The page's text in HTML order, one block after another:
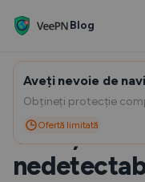
Blog
Cum să
VPN și să
Aveți nevoie de
Obțineți protecție
Ofertă limitată